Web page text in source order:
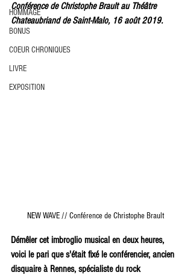
HOMMAGE
BONUS
COEUR CHRONIQUES
LIVRE
EXPOSITION
Conférence de Christophe Brault au Théâtre
Chateaubriand de Saint-Malo, 16 août 2019.
NEW WAVE // Conférence de Christophe Brault
Démêler cet imbroglio musical en deux heures,
voici le pari que s'était fixé le conférencier, ancien
disquaire à Rennes, spécialiste du rock